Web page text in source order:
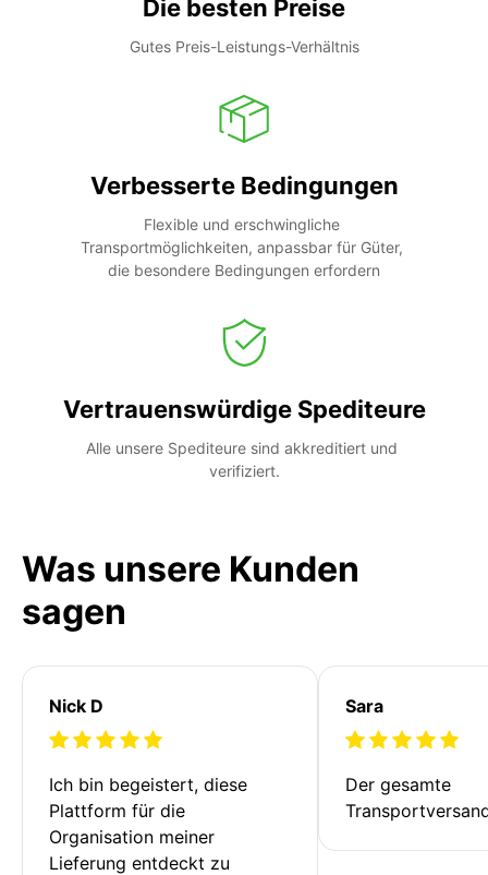
Die besten Preise
Gutes Preis-Leistungs-Verhältnis
Verbesserte Bedingungen
Flexible und erschwingliche
Transportmöglichkeiten, anpassbar für Güter,
die besondere Bedingungen erfordern
Vertrauenswürdige Spediteure
Alle unsere Spediteure sind akkreditiert und
verifiziert.
Was unsere Kunden
sagen
Nick D
Ich bin begeistert, diese
Plattform für die
Organisation meiner
Lieferung entdeckt zu
Sara
Der gesamte